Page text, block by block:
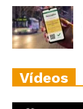
Vídeos